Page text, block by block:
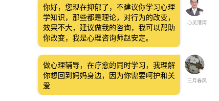
心灵港湾
你好，您现在抑郁了，不建议你学习心理
学知识，那些都是理论，对行为的改变，
效果不大，建议做我的咨询，我可以帮助
你改变，我是心理咨询师赵安定。
三月春风
做心理辅导，在疗愈的同时学习，我理解
你想回到妈妈身边，因为你需要呵护和关
爱